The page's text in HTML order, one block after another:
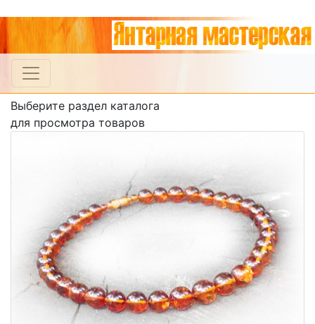
Выберите раздел каталога
для просмотра товаров